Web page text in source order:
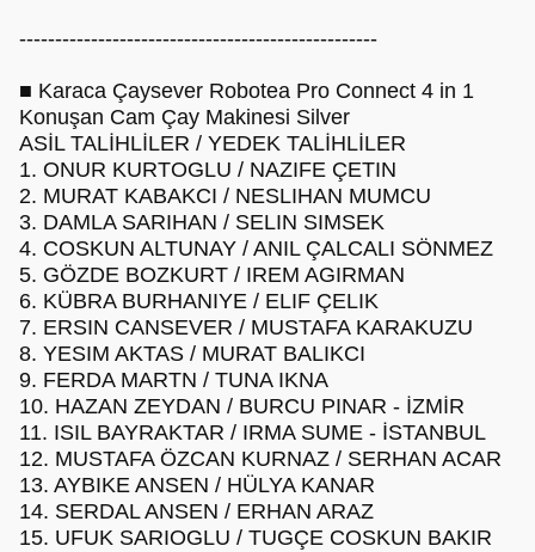
--------------------------------------------------
■ Karaca Çaysever Robotea Pro Connect 4 in 1
Konuşan Cam Çay Makinesi Silver
ASİL TALİHLİLER / YEDEK TALİHLİLER
1. ONUR KURTOGLU / NAZIFE ÇETIN
2. MURAT KABAKCI / NESLIHAN MUMCU
3. DAMLA SARIHAN / SELIN SIMSEK
4. COSKUN ALTUNAY / ANIL ÇALCALI SÖNMEZ
5. GÖZDE BOZKURT / IREM AGIRMAN
6. KÜBRA BURHANIYE / ELIF ÇELIK
7. ERSIN CANSEVER / MUSTAFA KARAKUZU
8. YESIM AKTAS / MURAT BALIKCI
9. FERDA MARTN / TUNA IKNA
10. HAZAN ZEYDAN / BURCU PINAR - İZMİR
11. ISIL BAYRAKTAR / IRMA SUME - İSTANBUL
12. MUSTAFA ÖZCAN KURNAZ / SERHAN ACAR
13. AYBIKE ANSEN / HÜLYA KANAR
14. SERDAL ANSEN / ERHAN ARAZ
15. UFUK SARIOGLU / TUGÇE COSKUN BAKIR